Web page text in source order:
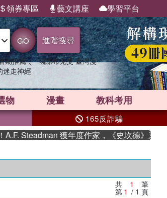
領券專區 藝文講座 學習平台
GO 進階搜尋
期推薦 、 國際布克獎 臺灣漫
迷走神經
物 漫畫 教科考用
165反詐騙
Steadman 獲年度作家，《史坎德》系列
共 1 筆
第 1 / 1 頁